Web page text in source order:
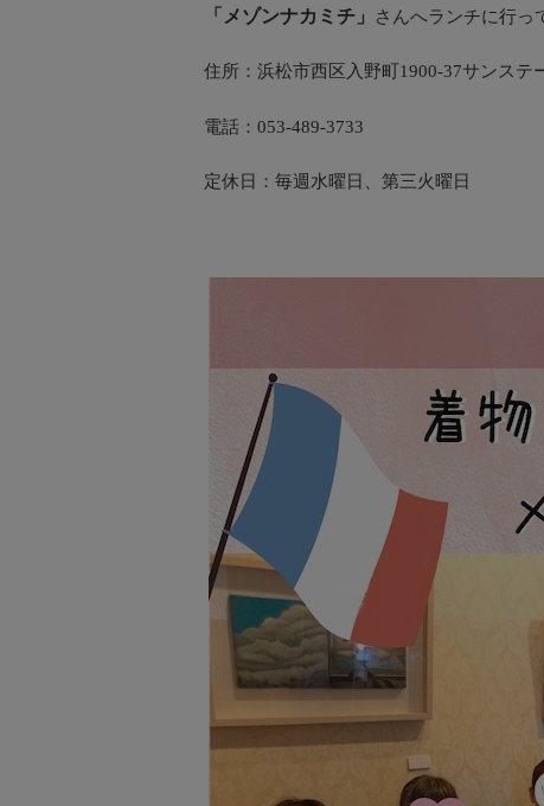
「メゾンナカミチ」 さんへランチに行っ
住所：浜松市西区入野町1900-37サンステ
電話：053-489-3733
定休日：毎週水曜日、第三火曜日